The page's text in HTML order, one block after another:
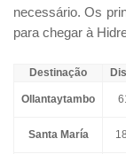
necessário. Os
para chegar à
Destinação
Ollantaytambo
Santa María